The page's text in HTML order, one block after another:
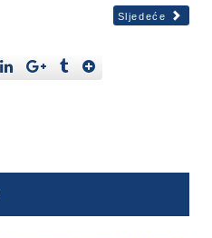
Sljedeće